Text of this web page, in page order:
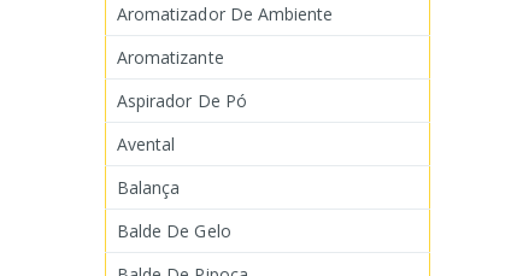
Aromatizador De Ambiente
Aromatizante
Aspirador De Pó
Avental
Balança
Balde De Gelo